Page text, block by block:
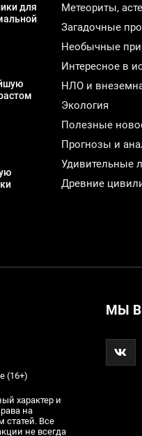
для
Метеориты,
Загадочные
Необычные
Интересное в
НЛО и
Экология
Полезные
Прогнозы и
Удивительные
Древние
(16+)
характер и
на
статей. Все
не всегда
МЫ В